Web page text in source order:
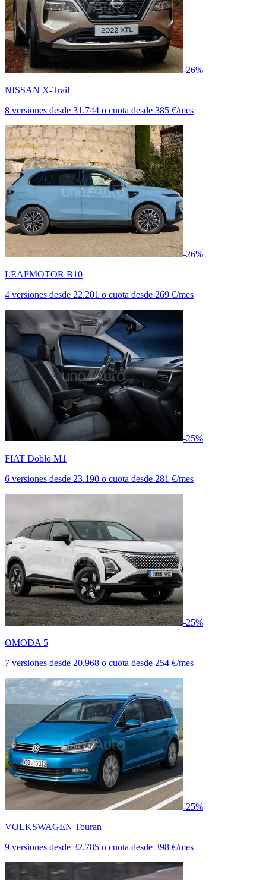
-26%
NISSAN X-Trail
8 versiones desde 31.744 o cuota desde 385 €/mes
-26%
LEAPMOTOR B10
4 versiones desde 22.201 o cuota desde 269 €/mes
-25%
FIAT Dobló M1
6 versiones desde 23.190 o cuota desde 281 €/mes
-25%
OMODA 5
7 versiones desde 20.968 o cuota desde 254 €/mes
-25%
VOLKSWAGEN Touran
9 versiones desde 32.785 o cuota desde 398 €/mes